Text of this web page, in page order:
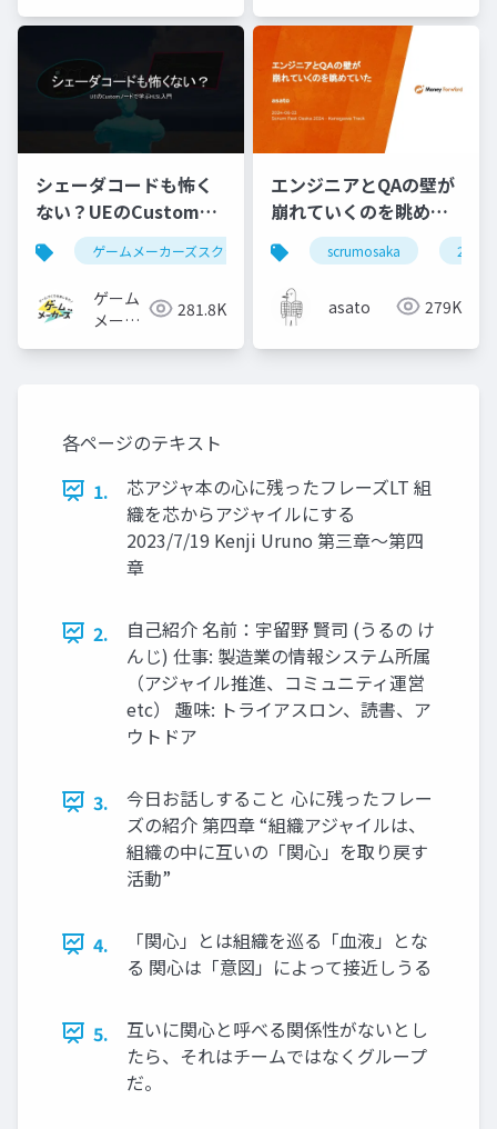
シェーダコードも怖く
ない？UEのCustomノ
ードで学ぶHLSL入門
ゲームメーカーズスクランブル ゲーム制作 ue5
ゲーム
メーカ
281.8K
エンジニアとQAの壁が
崩れていくのを眺めて
いた #scrumosaka
scrumosaka 2024
asato 279K
各ページのテキスト
1.
芯アジャ本の心に残ったフレーズLT 組
織を芯からアジャイルにする
2023/7/19 Kenji Uruno 第三章〜第四
章
2.
自己紹介 名前：宇留野 賢司 (うるの け
んじ) 仕事: 製造業の情報システム所属
（アジャイル推進、コミュニティ運営
etc） 趣味: トライアスロン、読書、ア
ウトドア
3.
今日お話しすること 心に残ったフレー
ズの紹介 第四章 “組織アジャイルは、
組織の中に互いの「関心」を取り戻す
活動”
4.
「関心」とは組織を巡る「血液」とな
る 関心は「意図」によって接近しうる
5.
互いに関心と呼べる関係性がないとし
たら、それはチームではなくグループ
だ。